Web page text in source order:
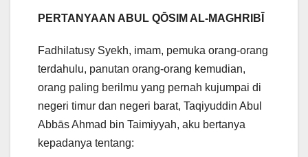
PERTANYAAN ABUL QŌSIM AL-MAGHRIBĪ
Fadhilatusy Syekh, imam, pemuka orang-orang
terdahulu, panutan orang-orang kemudian,
orang paling berilmu yang pernah kujumpai di
negeri timur dan negeri barat, Taqiyuddin Abul
Abbās Ahmad bin Taimiyyah, aku bertanya
kepadanya tentang: